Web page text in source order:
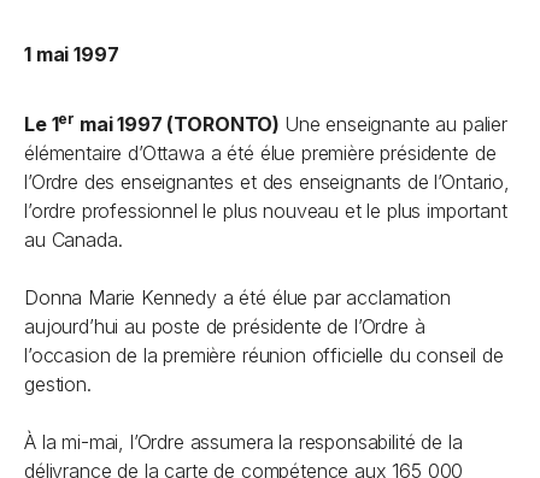
1 mai 1997
Le 1er mai 1997 (TORONTO) Une enseignante au palier
élémentaire d’Ottawa a été élue première présidente de
l’Ordre des enseignantes et des enseignants de l’Ontario,
l’ordre professionnel le plus nouveau et le plus important
au Canada.
Donna Marie Kennedy a été élue par acclamation
aujourd’hui au poste de présidente de l’Ordre à
l’occasion de la première réunion officielle du conseil de
gestion.
À la mi-mai, l’Ordre assumera la responsabilité de la
délivrance de la carte de compétence aux 165 000